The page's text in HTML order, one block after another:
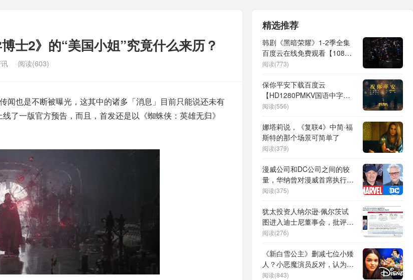
士2》的“美国小姐”究竟什么来历？
阅读(603)
闻也是不断被曝光，这其中的诸多「消息」目前只能说还未有
了一版官方预告，而且，首发还是以《蜘蛛侠：英雄无归》
精选推荐
韩剧《黑暗荣耀》1-2季全集
百度云在线免费观看【1080P
网盘资源】高清链接
阅读(773)
保你平安下载百度云
【HD1280PMKV国语中字】
加长版迅雷网盘资源
阅读(556)
娜塔莉说，《复联4》中简·福
斯特的那个场景可简单了
阅读(379)
漫威公司和DC公司之间的较
量，华纳曾对漫威首席执行官
凯文·费奇感兴趣
阅读(375)
犹太投资人纳尔逊·佩尔茨试
图进入迪士尼董事会，批评漫
威政治正确倾向
阅读(276)
《新白雪公主》删减七位小矮
人？小恶魔演员反对，认为毫
无意义
阅读(843)